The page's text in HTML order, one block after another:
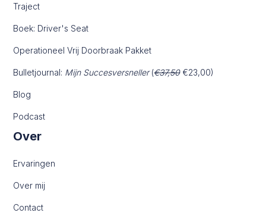
Traject
Boek: Driver's Seat
Operationeel Vrij Doorbraak Pakket
Bulletjournal: Mijn Succesversneller(€37,50€23,00)
Blog
Podcast
Over
Ervaringen
Over mij
Contact